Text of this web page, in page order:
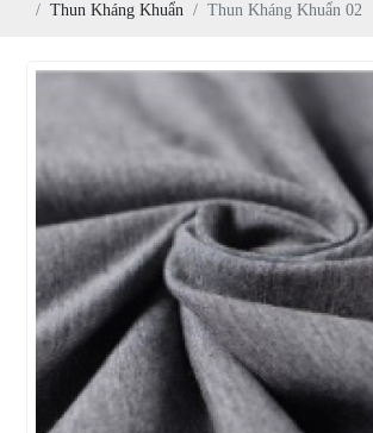
Thun Kháng Khuẩn
Thun Kháng Khuẩn 02